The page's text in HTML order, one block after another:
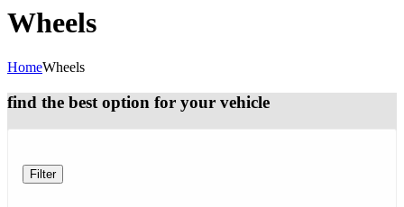
Wheels
HomeWheels
find the best option for your vehicle
Filter